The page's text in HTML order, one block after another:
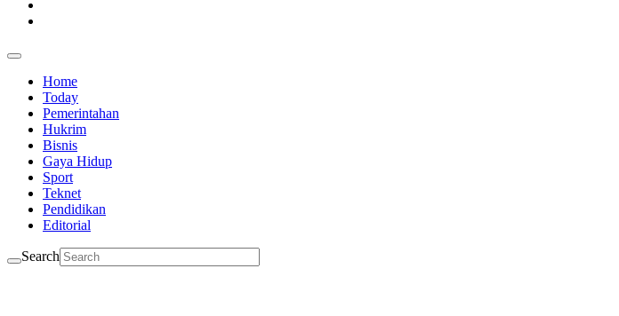
Home
Today
Pemerintahan
Hukrim
Bisnis
Gaya Hidup
Sport
Teknet
Pendidikan
Editorial
Search